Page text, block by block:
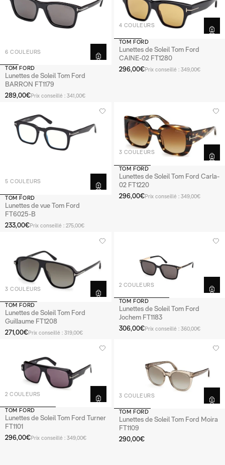
6 COULEURS
TOM FORD
Lunettes de Soleil Tom Ford
BARRON FT1179
289,00€Prix conseillé : 341,00€
4 COULEURS
TOM FORD
Lunettes de Soleil Tom Ford
CAINE-02 FT1280
296,00€Prix conseillé : 349,00€
5 COULEURS
TOM FORD
Lunettes de vue Tom Ford
FT6025-B
233,00€Prix conseillé : 275,00€
3 COULEURS
TOM FORD
Lunettes de Soleil Tom Ford Carla-
02 FT1220
296,00€Prix conseillé : 349,00€
3 COULEURS
TOM FORD
Lunettes de Soleil Tom Ford
Guillaume FT1208
271,00€Prix conseillé : 319,00€
2 COULEURS
TOM FORD
Lunettes de Soleil Tom Ford
Jochem FT1183
306,00€Prix conseillé : 360,00€
2 COULEURS
TOM FORD
Lunettes de Soleil Tom Ford Turner
FT1101
296,00€Prix conseillé : 349,00€
3 COULEURS
TOM FORD
Lunettes de Soleil Tom Ford Moira
FT1109
290,00€